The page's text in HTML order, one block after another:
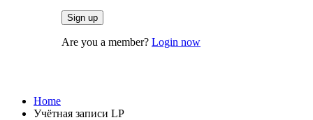
Are you a member? Login now
Home
Учётная записи LP